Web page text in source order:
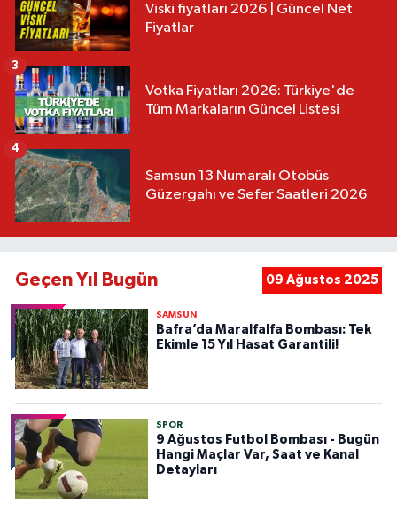
Viski fiyatları 2026 | Güncel Net
Fiyatlar
Votka Fiyatları 2026: Türkiye'de
Tüm Markaların Güncel Listesi
3
Samsun 13 Numaralı Otobüs
Güzergahı ve Sefer Saatleri 2026
4
Geçen Yıl Bugün 09 Ağustos 2025
SAMSUN
Bafra’da Maralfalfa Bombası: Tek
Ekimle 15 Yıl Hasat Garantili!
SPOR
9 Ağustos Futbol Bombası - Bugün
Hangi Maçlar Var, Saat ve Kanal
Detayları